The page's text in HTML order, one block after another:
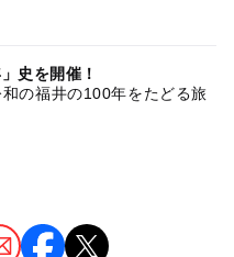
史を開催！
の福井の100年をたどる旅